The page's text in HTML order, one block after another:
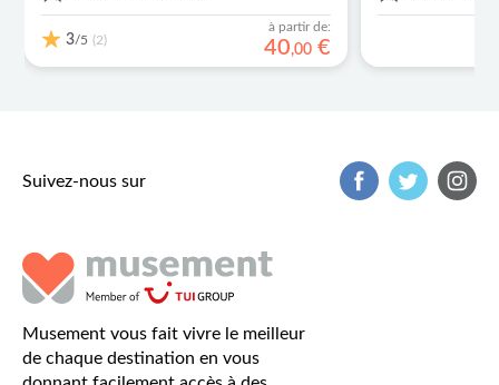
3/5 (2)
à partir de:
40,00 €
Suivez-nous sur
Musement vous fait vivre le meilleur
de chaque destination en vous